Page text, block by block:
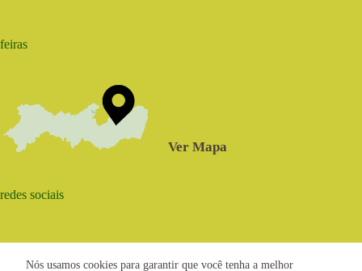
Nós usamos cookies para garantir que você tenha a melhor
feiras
Ver Mapa
redes sociais